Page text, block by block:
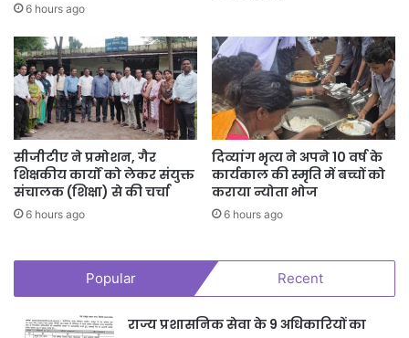
6 hours ago
सीजीटीए ने प्रमोशन, गैर
शिक्षकीय कार्यों को लेकर संयुक्त
संचालक (शिक्षा) से की चर्चा
6 hours ago
दिव्यांग भृत्य ने अपने 10 वर्ष के
कार्यकाल की स्मृति में बच्चों को
कराया न्योता भोज
6 hours ago
Popular Recent
राज्य प्रशासनिक सेवा के 9 अधिकारियों का